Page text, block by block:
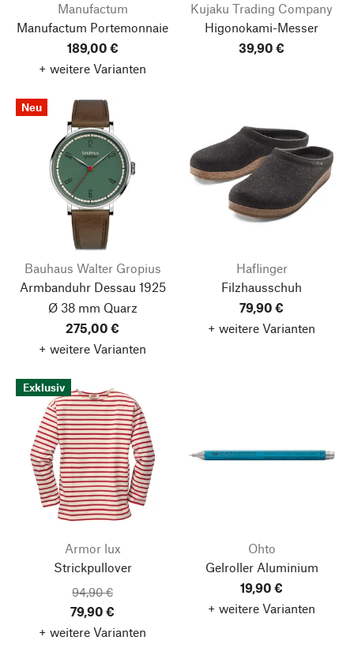
Manufactum
Manufactum Portemonnaie
189,00 €
+ weitere Varianten
Kujaku Trading Company
Higonokami-Messer
39,90 €
Neu
Bauhaus Walter Gropius
Armbanduhr Dessau 1925
Ø 38 mm Quarz
275,00 €
+ weitere Varianten
Haflinger
Filzhausschuh
79,90 €
+ weitere Varianten
Exklusiv
Armor lux
Strickpullover
94,90 €
79,90 €
+ weitere Varianten
Ohto
Gelroller Aluminium
19,90 €
+ weitere Varianten